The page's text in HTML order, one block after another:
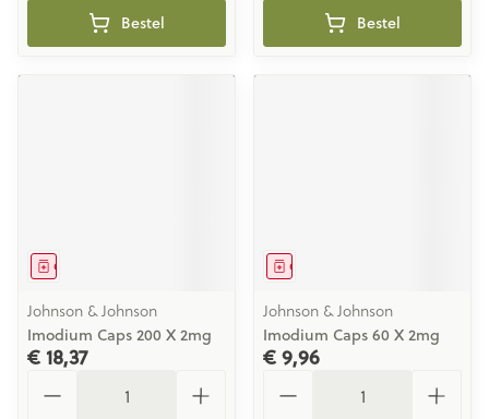
Bestel Bestel
Geneesmiddel
Johnson & Johnson
Imodium Caps 200 X 2mg
€ 18,37
Geneesmiddel
Johnson & Johnson
Imodium Caps 60 X 2mg
€ 9,96